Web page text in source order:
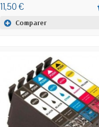
11,50 €
Comparer